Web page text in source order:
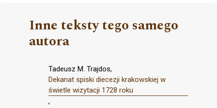
Inne teksty tego samego
autora
Tadeusz M. Trajdos,
Dekanat spiski diecezji krakowskiej w
świetle wizytacji 1728 roku
,